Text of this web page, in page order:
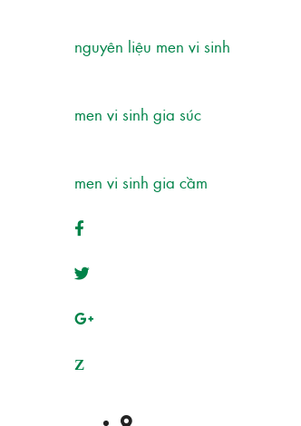
nguyên liệu men vi sinh
men vi sinh gia súc
men vi sinh gia cầm
Z